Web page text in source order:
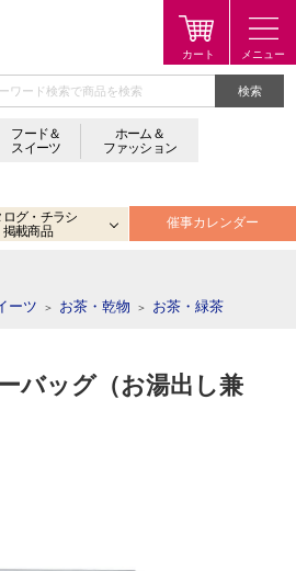
検索
フード＆
スイーツ
ホーム＆
ファッション
ログ・チラシ
掲載商品
催事カレンダー
ーツ ＞ お茶・乾物 ＞ お茶・緑茶
バッグ（お湯出し兼